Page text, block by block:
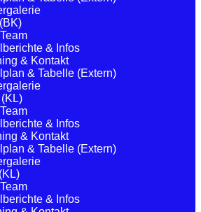
& Infos
& Kontakt
& Tabelle (Extern)
& Infos
& Kontakt
& Tabelle (Extern)
& Infos